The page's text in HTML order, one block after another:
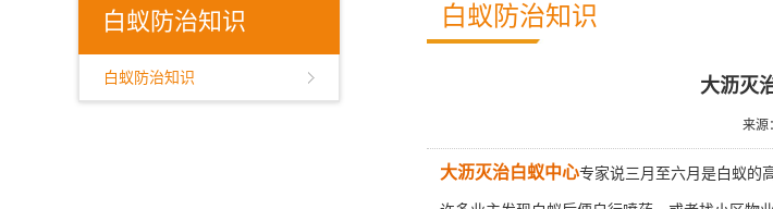
白蚁防治知识
白蚁防治知识
白蚁防治知识
大沥灭
来源
大沥灭治白蚁中心专家说三月至六月是白蚁的